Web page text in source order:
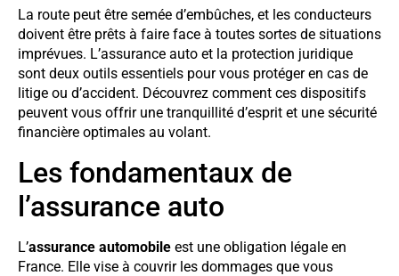
La route peut être semée d’embûches, et les conducteurs
doivent être prêts à faire face à toutes sortes de situations
imprévues. L’assurance auto et la protection juridique
sont deux outils essentiels pour vous protéger en cas de
litige ou d’accident. Découvrez comment ces dispositifs
peuvent vous offrir une tranquillité d’esprit et une sécurité
financière optimales au volant.
Les fondamentaux de
l’assurance auto
L’assurance automobile est une obligation légale en
France. Elle vise à couvrir les dommages que vous